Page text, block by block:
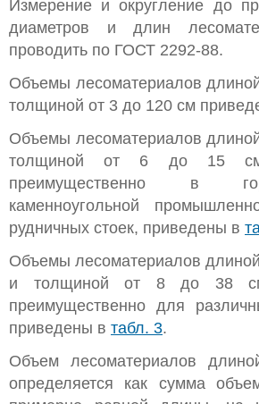
Измерение и округление до
диаметров и длин
проводить по ГОСТ 2292-88.
Объемы лесоматериалов
толщиной от 3 до 120 см
Объемы лесоматериалов
толщиной от 6 до 15 см,
преимущественно в
каменноугольной
рудничных стоек, приведены в
Объемы лесоматериалов
и толщиной от 8 до 38
преимущественно для
приведены в табл. 3.
Объем лесоматериалов
определяется как сумма